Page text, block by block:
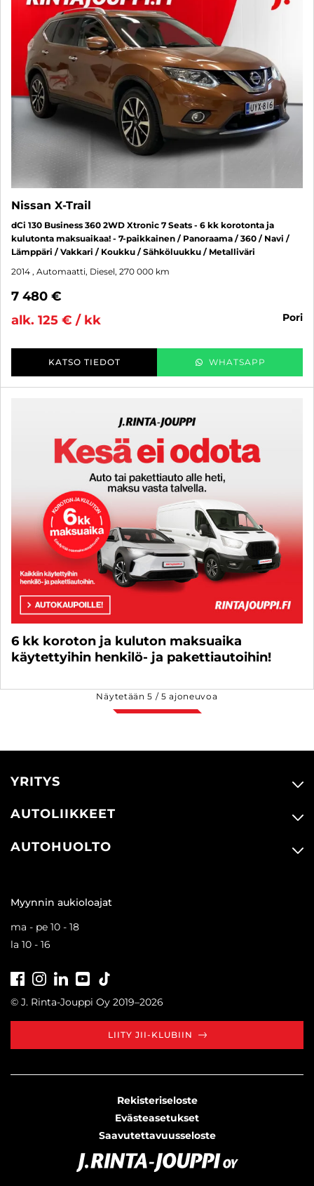
Nissan X-Trail
dCi 130 Business 360 2WD Xtronic 7 Seats - 6 kk korotonta ja
kulutonta maksuaikaa! - 7-paikkainen / Panoraama / 360 / Navi /
Lämppäri / Vakkari / Koukku / Sähköluukku / Metalliväri
2014 , Automaatti, Diesel, 270 000 km
7 480 €
alk. 125 € / kk
pori
KATSO TIEDOT WHATSAPP
6 kk koroton ja kuluton maksuaika
käytettyihin henkilö- ja pakettiautoihin!
Näytetään5 /5 ajoneuvoa
YRITYS
AUTOLIIKKEET
AUTOHUOLTO
Myynnin aukioloajat
ma - pe 10 - 18
la 10 - 16
FacebookInstagramLinkedInYoutube
© J. Rinta-Jouppi Oy 2019–2026
LIITY JII-KLUBIIN
Rekisteriseloste
Evästeasetukset
Saavutettavuusseloste